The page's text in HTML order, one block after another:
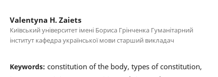
Valentyna H. Zaiets
Київський університет імені Бориса Грінченка Гуманітарний
інститут кафедра української мови старший викладач
Keywords: constitution of the body, types of constitution,